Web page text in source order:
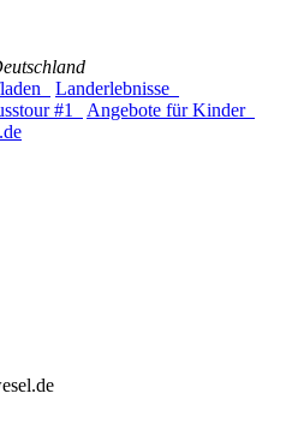
Landerlebnisse
#1
Angebote für Kinder